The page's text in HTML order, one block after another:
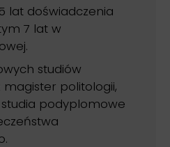
lat doświadczenia
7 lat w
studiów
magister politologii,
studia podyplomowe